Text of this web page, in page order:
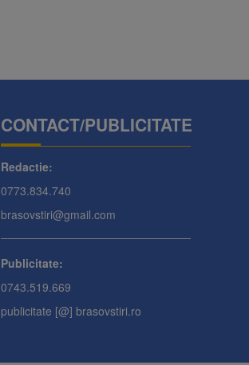
CONTACT/PUBLICITATE
Redactie:
0773.834.740
brasovstiri@gmail.com
Publicitate:
0743.519.669
publicitate [@] brasovstiri.ro